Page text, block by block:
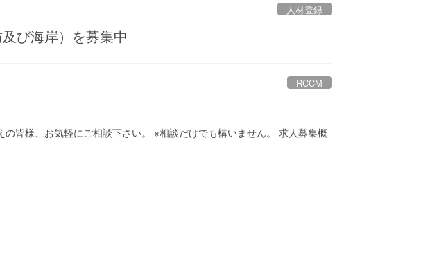
人材登録
び海岸）を募集中
RCCM
皆様、お気軽にご相談下さい。 ※相談だけでも構いません。 求人募集概